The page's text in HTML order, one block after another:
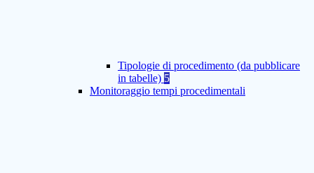
Tipologie di procedimento (da pubblicare
in tabelle) 5
Monitoraggio tempi procedimentali